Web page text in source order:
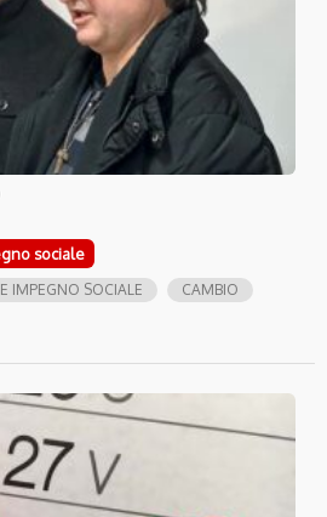
sociale
IMPEGNO SOCIALE
CAMBIO